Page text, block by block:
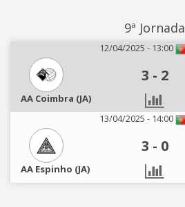
9ª Jornada
12/04/2025 - 13:00
3 - 2
AA Coimbra (JA)
13/04/2025 - 14:00
3 - 0
AA Espinho (JA)